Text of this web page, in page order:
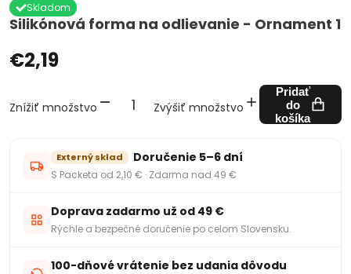
Silikónová forma na odlievanie - Ornament 1
Skladom
€2,19
Znížiť množstvo Zvýšiť množstvo
Pridať
do
košíka
Externý sklad Doručenie 5–6 dní
S Packeta od 2,10 € · Zdarma nad 49 €
Doprava zadarmo už od 49 €
Rýchle a bezpečné doručenie po celom Slovensku.
100-dňové vrátenie bez udania dôvodu